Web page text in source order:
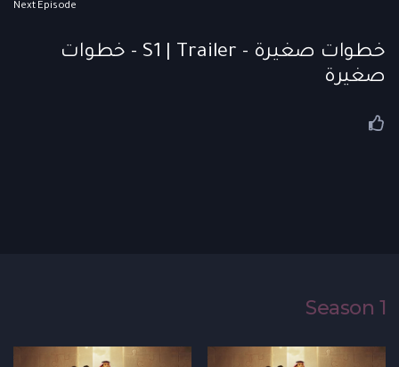
Next Episode
خطوات صغيرة - S1 | Trailer - خطوات
صغيرة
Season 1